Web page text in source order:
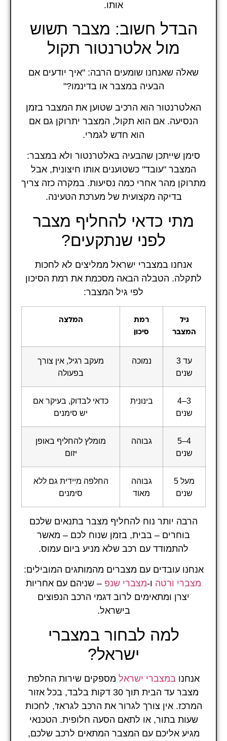
אותו.
הבדל חשוב: מצבר תשוש
מול אלטרנטור תקול
שאלה שאנחנו שומעים הרבה: "איך יודעים אם
הבעיה במצבר או בדינמו?"
האלטרנטור הוא הרכיב שטוען את המצבר בזמן
הנסיעה. אם הוא תקול, המצבר יתרוקן גם אם
הוא חדש לגמרי.
סימן שייתכן שהבעיה באלטרנטור ולא במצבר:
המצבר "עובד" כשטוענים אותו חיצונית, אבל
מתרוקן מהר אחרי כמה נסיעות. במקרה כזה צריך
בדיקה מקצועית של מערכת הטעינה.
מתי כדאי להחליף מצבר
לפני שנתקעים?
אנחנו במצברי ישראל ממליצים לא לחכות
לתקלה. הטבלה הבאה מסכמת את רמת הסיכון
לפי גיל המצבר:
גיל
המצבר
רמת
סיכון
המלצה
עד 3
שנים
נמוכה
מעקב רגיל, אין צורך
בפעולה
3–4
שנים
בינונית
כדאי לבדוק, בעיקר אם
יש סימנים
4–5
שנים
גבוהה
מומלץ להחליף באופן
יזום
מעל 5
שנים
גבוהה
מאוד
החלפה מיידית גם ללא
סימנים
הרבה יותר נוח להחליף מצבר בתנאים שלכם
בוחרים – בבית, בזמן שנוח לכם – מאשר
להתמודד עם רכב שלא מניע ביום עמוס.
אנחנו עובדים עם מצברים מהמותגים המובילים:
מצברי ורטה ו-מצברי שנפ – שניהם עם אחריות
יצרן ומתאימים לרוב דגמי הרכב הנפוצים
בישראל.
למה לבחור במצברי
ישראל?
אנחנו במצברי ישראל מספקים שירות החלפת
מצבר עד הבית תוך 30 דקות בלבד, בכל אזור
המרכז. אין צורך לגרור את הרכב לגראז', לחכות
שעות בתור, או לתאם הסעה חלופית. הטכנאי
מגיע אליכם עם המצבר המתאים לרכב שלכם,